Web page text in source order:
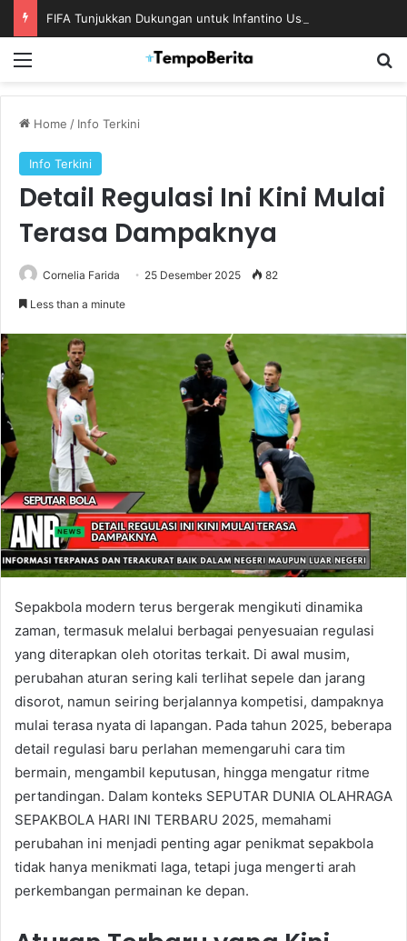
Home / Info Terkini
Info Terkini
Detail Regulasi Ini Kini Mulai
Terasa Dampaknya
Cornelia Farida 25 Desember 2025 82
Less than a minute
Sepakbola modern terus bergerak mengikuti dinamika
zaman, termasuk melalui berbagai penyesuaian regulasi
yang diterapkan oleh otoritas terkait. Di awal musim,
perubahan aturan sering kali terlihat sepele dan jarang
disorot, namun seiring berjalannya kompetisi, dampaknya
mulai terasa nyata di lapangan. Pada tahun 2025, beberapa
detail regulasi baru perlahan memengaruhi cara tim
bermain, mengambil keputusan, hingga mengatur ritme
pertandingan. Dalam konteks SEPUTAR DUNIA OLAHRAGA
SEPAKBOLA HARI INI TERBARU 2025, memahami
perubahan ini menjadi penting agar penikmat sepakbola
tidak hanya menikmati laga, tetapi juga mengerti arah
perkembangan permainan ke depan.